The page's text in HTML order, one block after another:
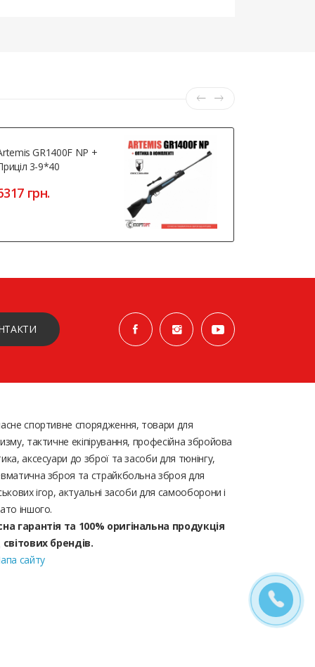
GR1400F NP +
3-9*40
грн.
спортивне спорядження, товари для
тактичне екіпірування, професійна збройова
аксесуари до зброї та засоби для тюнінгу,
зброя та страйкбольна зброя для
ігор, актуальні засоби для самооборони і
іншого.
гарантія та 100% оригінальна продукція
світових брендів.
сайту